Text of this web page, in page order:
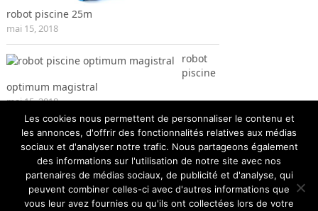
robot piscine 25m
mai 15, 2018
robot
piscine
optimum magistral
mai 15, 2018
Les cookies nous permettent de personnaliser le contenu et
les annonces, d'offrir des fonctionnalités relatives aux médias
sociaux et d'analyser notre trafic. Nous partageons également
des informations sur l'utilisation de notre site avec nos
partenaires de médias sociaux, de publicité et d'analyse, qui
peuvent combiner celles-ci avec d'autres informations que
vous leur avez fournies ou qu'ils ont collectées lors de votre